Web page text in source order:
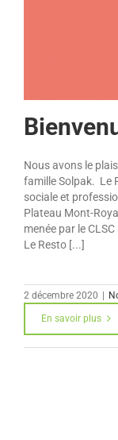
Nous avons le
famille Solpak. Le
sociale et
Plateau Mont-
menée par le
Le Resto [...]
2 décembre 2020
En savoir plus